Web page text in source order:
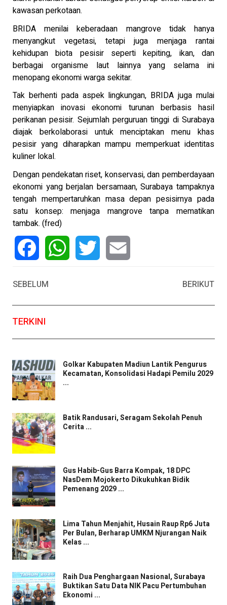
kawasan perkotaan.
BRIDA menilai keberadaan mangrove tidak hanya
menyangkut vegetasi, tetapi juga menjaga rantai
kehidupan biota pesisir seperti kepiting, ikan, dan
berbagai organisme laut lainnya yang selama ini
menopang ekonomi warga sekitar.
Tak berhenti pada aspek lingkungan, BRIDA juga mulai
menyiapkan inovasi ekonomi turunan berbasis hasil
perikanan pesisir. Sejumlah perguruan tinggi di Surabaya
diajak berkolaborasi untuk menciptakan menu khas
pesisir yang diharapkan mampu memperkuat identitas
kuliner lokal.
Dengan pendekatan riset, konservasi, dan pemberdayaan
ekonomi yang berjalan bersamaan, Surabaya tampaknya
tengah mempertaruhkan masa depan pesisirnya pada
satu konsep: menjaga mangrove tanpa mematikan
tambak. (fred)
SEBELUM
BERIKUT
TERKINI
Golkar Kabupaten Madiun Lantik Pengurus
Kecamatan, Konsolidasi Hadapi Pemilu 2029
...
Batik Randusari, Seragam Sekolah Penuh
Cerita ...
Gus Habib-Gus Barra Kompak, 18 DPC
NasDem Mojokerto Dikukuhkan Bidik
Pemenang 2029 ...
Lima Tahun Menjahit, Husain Raup Rp6 Juta
Per Bulan, Berharap UMKM Njurangan Naik
Kelas ...
Raih Dua Penghargaan Nasional, Surabaya
Buktikan Satu Data NIK Pacu Pertumbuhan
Ekonomi ...